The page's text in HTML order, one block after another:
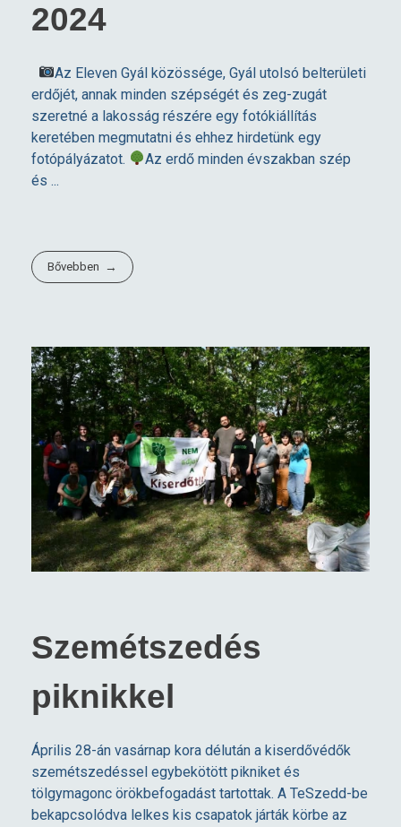
2024
Az Eleven Gyál közössége, Gyál utolsó belterületi
erdőjét, annak minden szépségét és zeg-zugát
szeretné a lakosság részére egy fotókiállítás
keretében megmutatni és ehhez hirdetünk egy
fotópályázatot.
Az erdő minden évszakban szép
és ...
Bővebben
Szemétszedés
piknikkel
Április 28-án vasárnap kora délután a kiserdővédők
szemétszedéssel egybekötött pikniket és
tölgymagonc örökbefogadást tartottak. A TeSzedd-be
bekapcsolódva lelkes kis csapatok járták körbe az